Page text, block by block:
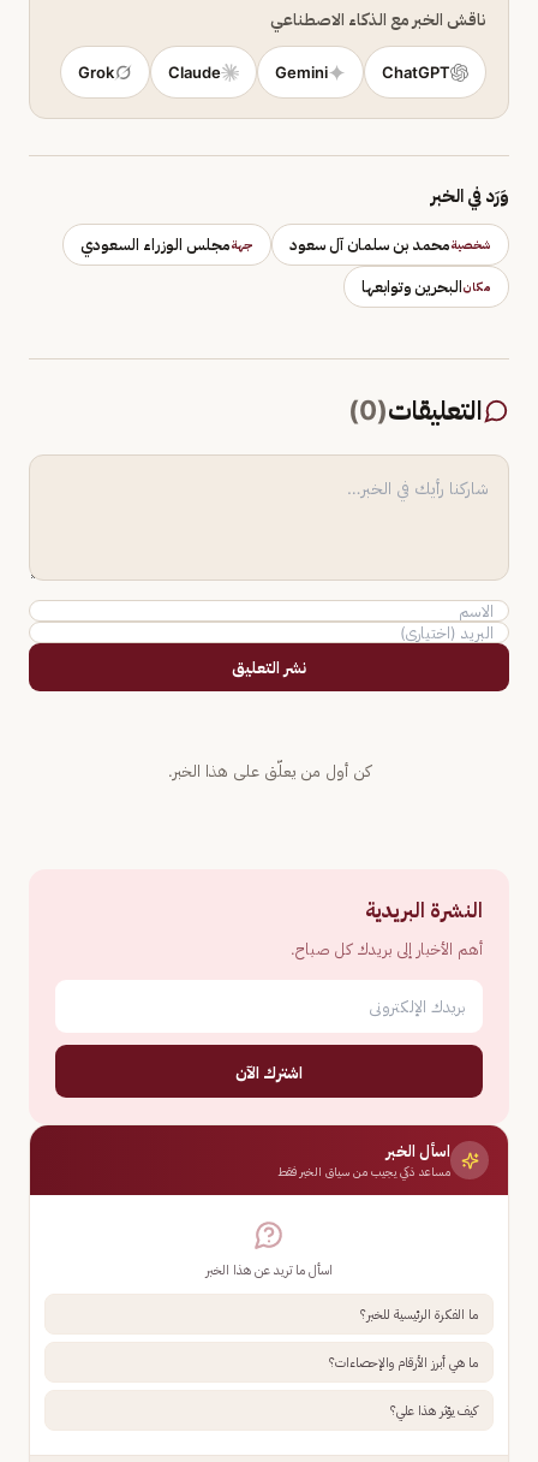
ناقش الخبر مع الذكاء الاصطناعي
ChatGPT
Gemini
Claude
Grok
وَرَد في الخبر
شخصيةمحمد بن سلمان آل سعود جهةمجلس الوزراء السعودي
مكانالبحرين وتوابعها
التعليقات(
0
)
نشر التعليق
كن أول من يعلّق على هذا الخبر.
النشرة البريدية
أهم الأخبار إلى بريدك كل صباح.
اشترك الآن
اسأل الخبر
مساعد ذكي يجيب من سياق الخبر فقط
اسأل ما تريد عن هذا الخبر
ما الفكرة الرئيسية للخبر؟
ما هي أبرز الأرقام والإحصاءات؟
كيف يؤثر هذا علي؟